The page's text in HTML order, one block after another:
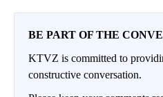
BE PART OF THE
KTVZ is committed to
constructive conversation.